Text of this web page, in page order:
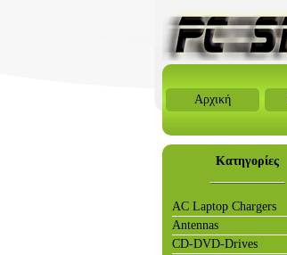
Αρχική
Κατηγορίες
AC Laptop Chargers
Antennas
CD-DVD-Drives